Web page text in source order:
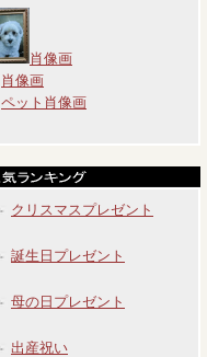
肖像画
肖像画
ペット肖像画
クリスマスプレゼント
誕生日プレゼント
母の日プレゼント
出産祝い